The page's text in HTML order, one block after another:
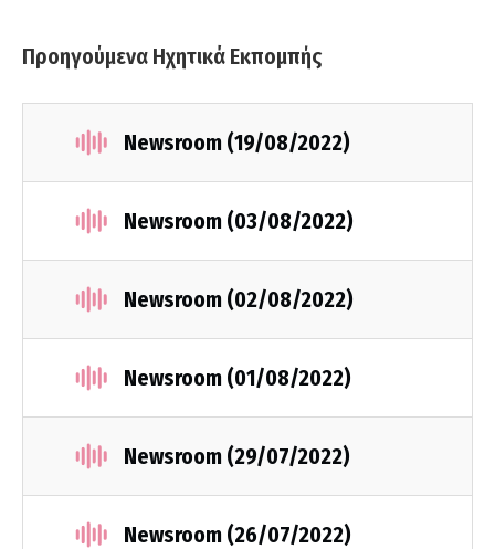
Προηγούμενα Ηχητικά Εκπομπής
Newsroom (19/08/2022)
Newsroom (03/08/2022)
Newsroom (02/08/2022)
Newsroom (01/08/2022)
Newsroom (29/07/2022)
Newsroom (26/07/2022)